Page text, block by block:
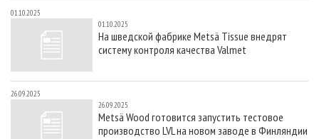
01.10.2025
01.10.2025
На шведской фабрике Metsä Tissue внедрят
систему контроля качества Valmet
26.09.2025
26.09.2025
Metsä Wood готовится запустить тестовое
производство LVL на новом заводе в Финляндии